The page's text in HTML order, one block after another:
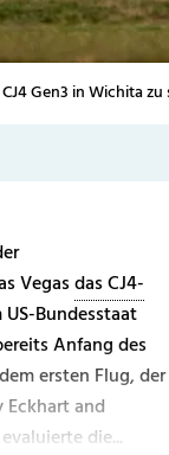
Gen3 in Wichita
Vegasdas CJ4-
Bundesstaat
Anfang des
ersten Flug, der
and
die...